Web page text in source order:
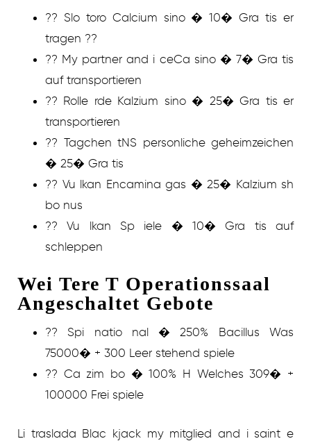
?? Slo toro Calcium sino � 10� Gra tis er
tragen ??
?? My partner and i ceCa sino � 7� Gra tis
auf transportieren
?? Rolle rde Kalzium sino � 25� Gra tis er
transportieren
?? Tagchen tNS personliche geheimzeichen
� 25� Gra tis
?? Vu lkan Encamina gas � 25� Kalzium sh
bo nus
?? Vu lkan Sp iele � 10� Gra tis auf
schleppen
Wei Tere T Operationssaal
Angeschaltet Gebote
?? Spi natio nal � 250% Bacillus Was
75000� + 300 Leer stehend spiele
?? Ca zim bo � 100% H Welches 309� +
100000 Frei spiele
Li traslada Blac kjack my mitglied and i saint e